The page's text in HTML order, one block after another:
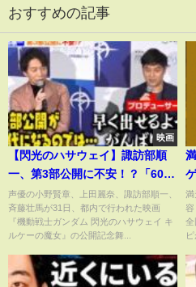
おすすめの記事
映画
【閃光のハサウェイ】諏訪部順
一、第3部公開に不安！？「60代
になるのでは…」笠井Pが反省
映画『機動戦士ガンダム 閃光の
ハサウェイ キルケーの魔女』公
声優の小野賢章、上田麗奈、諏訪部順一、
斉藤壮馬が31日、都内で行われた映画
『機動戦士ガンダム 閃光のハサウェイ キ
ルケーの魔女』の公開記念舞...
容
全